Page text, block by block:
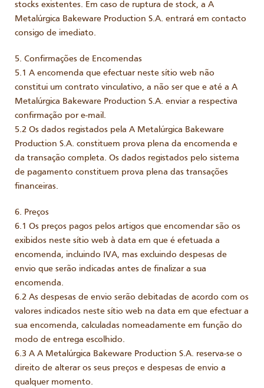
stocks existentes. Em caso de ruptura de stock, a A
Metalúrgica Bakeware Production S.A. entrará em contacto
consigo de imediato.
5. Confirmações de Encomendas
5.1 A encomenda que efectuar neste sítio web não
constitui um contrato vinculativo, a não ser que e até a A
Metalúrgica Bakeware Production S.A. enviar a respectiva
confirmação por e-mail.
5.2 Os dados registados pela A Metalúrgica Bakeware
Production S.A. constituem prova plena da encomenda e
da transação completa. Os dados registados pelo sistema
de pagamento constituem prova plena das transações
financeiras.
6. Preços
6.1 Os preços pagos pelos artigos que encomendar são os
exibidos neste sítio web à data em que é efetuada a
encomenda, incluindo IVA, mas excluindo despesas de
envio que serão indicadas antes de finalizar a sua
encomenda.
6.2 As despesas de envio serão debitadas de acordo com os
valores indicados neste sítio web na data em que efectuar a
sua encomenda, calculadas nomeadamente em função do
modo de entrega escolhido.
6.3 A A Metalúrgica Bakeware Production S.A. reserva-se o
direito de alterar os seus preços e despesas de envio a
qualquer momento.